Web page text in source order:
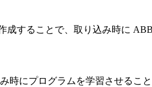
することで、取り込み時に
時にプログラムを学習させるこ